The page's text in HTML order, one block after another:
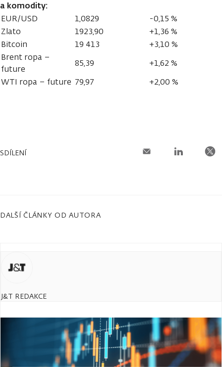
a komodity:
EUR/USD 1,0829
-0,15 %
Zlato
1923,90
+1,36 %
Bitcoin
19 413
+3,10 %
Brent ropa –
future
85,39
+1,62 %
WTI ropa – future 79,97 +2,00 %
SDÍLENÍ
DALŠÍ ČLÁNKY OD AUTORA
J&T REDAKCE